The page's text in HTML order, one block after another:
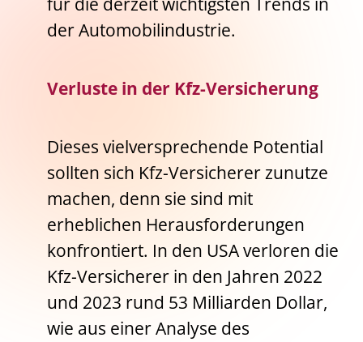
der Automobilindustrie.
Verluste in der Kfz-Versicherung
Dieses vielversprechende Potential
sollten sich Kfz-Versicherer zunutze
machen, denn sie sind mit
erheblichen Herausforderungen
konfrontiert. In den USA verloren die
Kfz-Versicherer in den Jahren 2022
und 2023 rund 53 Milliarden Dollar,
wie aus einer Analyse des